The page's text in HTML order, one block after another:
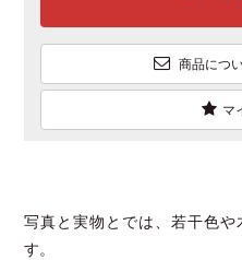
商品につ
マ
写真と実物とでは、若干色
す。